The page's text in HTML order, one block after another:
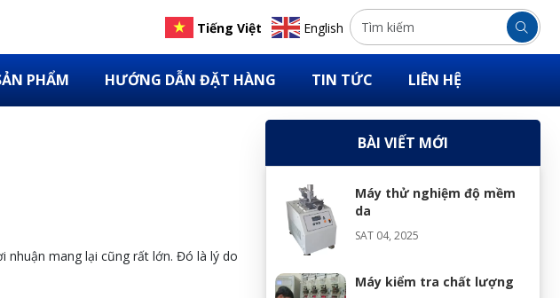
Tiếng Việt English
PHẨM HƯỚNG DẪN ĐẶT HÀNG TIN TỨC LIÊN HỆ
nhuận mang lại cũng rất lớn. Đó là lý do
BÀI VIẾT MỚI
Máy thử nghiệm độ mềm
da
SAT 04, 2025
Máy kiểm tra chất lượng